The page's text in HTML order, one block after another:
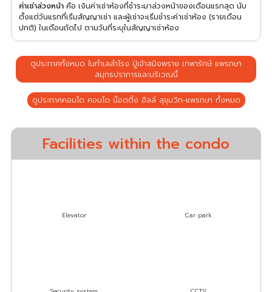
ค่าเช่าล่วงหน้า คือ เงินค่าเช่าห้องที่ชำระมาล่วงหน้าของเดือนแรกสุด นับ
ตั้งแต่วันแรกที่เริ่มสัญญาเช่า และผู้เช่าจะเริ่มชำระค่าเช่าห้อง (รายเดือน
ปกติ) ในเดือนถัดไป ตามวันที่ระบุในสัญญาเช่าห้อง
ดูประกาศทั้งหมด ในทำเลสำโรง ปู่เจ้าสมิงพราย เทพารักษ์ แพรกษา
สมุทรปราการและบริเวณนี้
ดูประกาศคอนโด คอนโด น็อตติ้ง ฮิลล์ สุขุมวิท-แพรกษา ทั้งหมด
Facilities within the condo
Elevator Car park